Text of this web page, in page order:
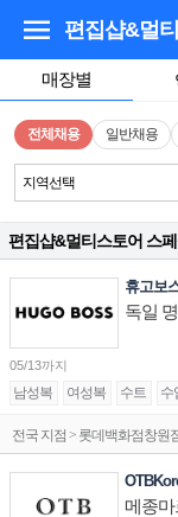
편집샵&멀
매장별
전체채용 일반채용
지역선택
편집샵&멀티스토어 스
휴고보
독일
05/13까지
남성복 여성복 수트 수
전국 지점 > 롯데백화점창원
메종